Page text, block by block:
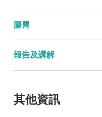
腸胃
報告及講解
其他資訊